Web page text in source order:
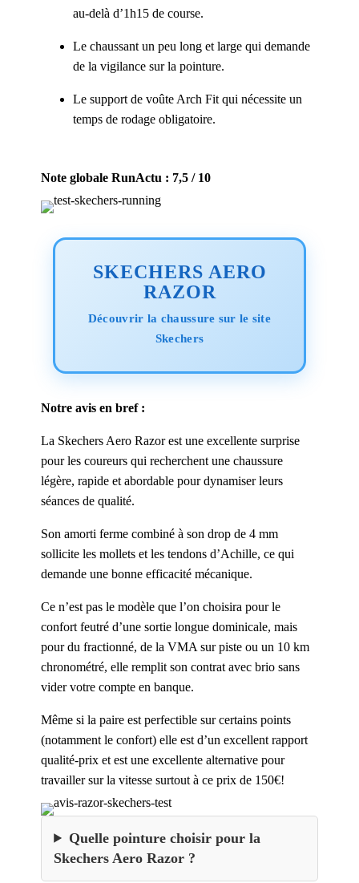
au-delà d’1h15 de course.
Le chaussant un peu long et large qui demande
de la vigilance sur la pointure.
Le support de voûte Arch Fit qui nécessite un
temps de rodage obligatoire.
Note globale RunActu : 7,5 / 10
SKECHERS AERO
RAZOR
Découvrir la chaussure sur le site
Skechers
Notre avis en bref :
La Skechers Aero Razor est une excellente surprise
pour les coureurs qui recherchent une chaussure
légère, rapide et abordable pour dynamiser leurs
séances de qualité.
Son amorti ferme combiné à son drop de 4 mm
sollicite les mollets et les tendons d’Achille, ce qui
demande une bonne efficacité mécanique.
Ce n’est pas le modèle que l’on choisira pour le
confort feutré d’une sortie longue dominicale, mais
pour du fractionné, de la VMA sur piste ou un 10 km
chronométré, elle remplit son contrat avec brio sans
vider votre compte en banque.
Même si la paire est perfectible sur certains points
(notamment le confort) elle est d’un excellent rapport
qualité-prix et est une excellente alternative pour
travailler sur la vitesse surtout à ce prix de 150€!
Quelle pointure choisir pour la
Skechers Aero Razor ?